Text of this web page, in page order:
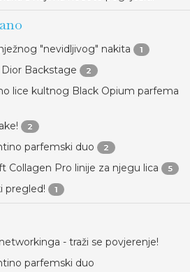
"nevidljivog" nakita 1
Backstage 2
lice kultnog Black Opium parfema
2
parfemski duo 2
Collagen Pro linije za njegu lica 5
pregled! 1
- traži se povjerenje!
parfemski duo